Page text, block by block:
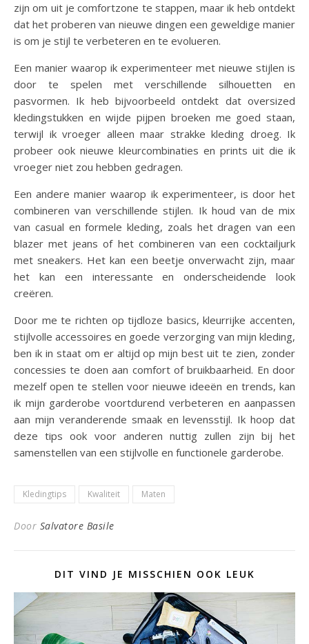
zijn om uit je comfortzone te stappen, maar ik heb ontdekt
dat het proberen van nieuwe dingen een geweldige manier
is om je stijl te verbeteren en te evolueren.
Een manier waarop ik experimenteer met nieuwe stijlen is
door te spelen met verschillende silhouetten en
pasvormen. Ik heb bijvoorbeeld ontdekt dat oversized
kledingstukken en wijde pijpen broeken me goed staan,
terwijl ik vroeger alleen maar strakke kleding droeg. Ik
probeer ook nieuwe kleurcombinaties en prints uit die ik
vroeger niet zou hebben gedragen.
Een andere manier waarop ik experimenteer, is door het
combineren van verschillende stijlen. Ik houd van de mix
van casual en formele kleding, zoals het dragen van een
blazer met jeans of het combineren van een cocktailjurk
met sneakers. Het kan een beetje onverwacht zijn, maar
het kan een interessante en onderscheidende look
creëren.
Door me te richten op tijdloze basics, kleurrijke accenten,
stijlvolle accessoires en goede verzorging van mijn kleding,
ben ik in staat om er altijd op mijn best uit te zien, zonder
concessies te doen aan comfort of bruikbaarheid. En door
mezelf open te stellen voor nieuwe ideeën en trends, kan
ik mijn garderobe voortdurend verbeteren en aanpassen
aan mijn veranderende smaak en levensstijl. Ik hoop dat
deze tips ook voor anderen nuttig zullen zijn bij het
samenstellen van een stijlvolle en functionele garderobe.
Kledingtips Kwaliteit Maten
Door Salvatore Basile
DIT VIND JE MISSCHIEN OOK LEUK